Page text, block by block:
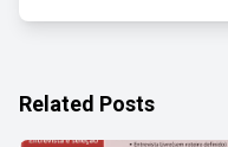
Related Posts